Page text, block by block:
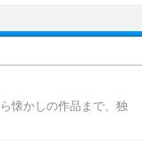
懐かしの作品まで、独